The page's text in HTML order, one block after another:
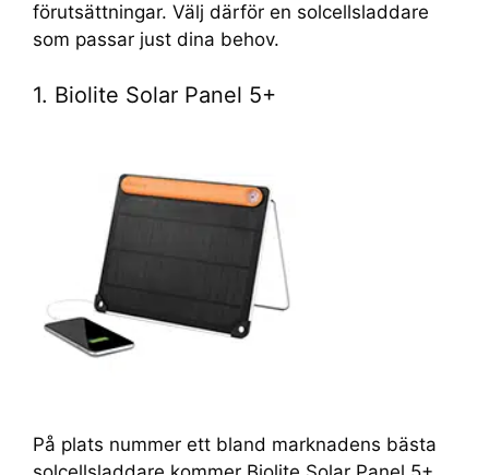
förutsättningar. Välj därför en solcellsladdare
som passar just dina behov.
1. Biolite Solar Panel 5+
På plats nummer ett bland marknadens bästa